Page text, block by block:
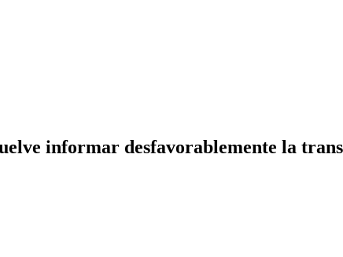
informar desfavorablemente la